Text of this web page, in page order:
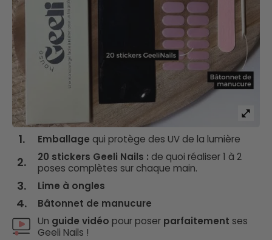
1. Emballage qui protège des UV de la lumière
2. 20 stickers Geeli Nails : de quoi réaliser 1 à 2
poses complètes sur chaque main.
3. Lime à ongles
4.
Bâtonnet de manucure
Un guide vidéo pour poser parfaitement ses
Geeli Nails !